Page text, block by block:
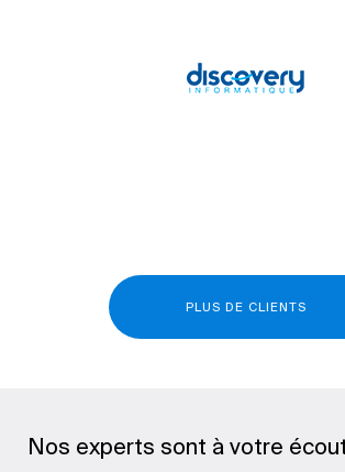
PLUS DE CLIENTS
Nos experts sont à votre